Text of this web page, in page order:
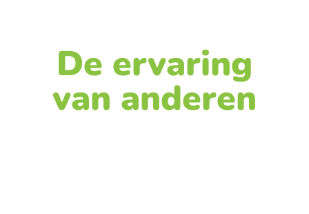
De ervaring
van anderen